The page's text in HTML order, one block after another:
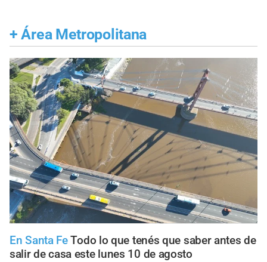
+ Área Metropolitana
En Santa FeTodo lo que tenés que saber antes de
salir de casa este lunes 10 de agosto